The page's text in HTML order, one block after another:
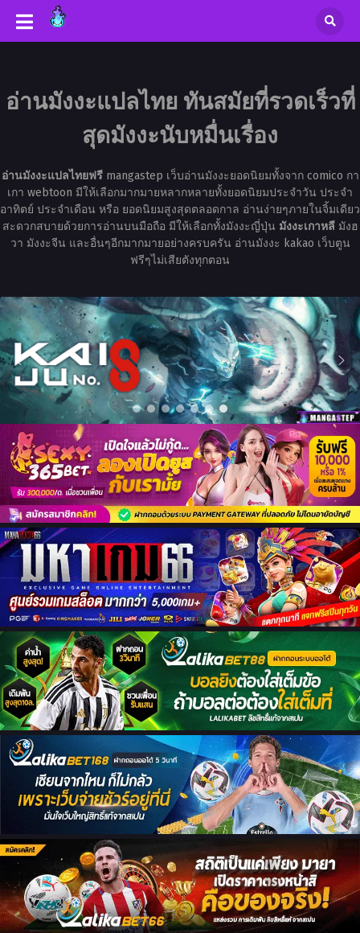
อ่านมังงะแปลไทย ทันสมัยที่รวดเร็วที่
สุดมังงะนับหมื่นเรื่อง
อ่านมังงะแปลไทยฟรีmangastep เว็บอ่านมังงะยอดนิยมทั้งจาก comico กา
เกา webtoon มีให้เลือกมากมายหลากหลายทั้งยอดนิยมประจำวัน ประจำ
อาทิตย์ ประจำเดือน หรือ ยอดนิยมสูงสุดตลอดกาล อ่านง่ายๆภายในจิ้มเดียว
สะดวกสบายด้วยการอ่านบนมือถือ มีให้เลือกทั้งมังงะญี่ปุ่น มังงะเกาหลีมังฮ
วา มังงะจีน และอื่นๆอีกมากมายอย่างครบครัน อ่านมังงะ kakao เว็บตูน
ฟรีๆไม่เสียตังทุกตอน